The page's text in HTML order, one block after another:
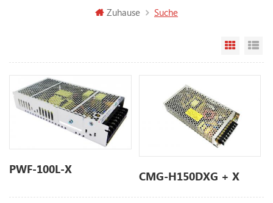
Zuhause Suche
PWF-100L-X CMG-H150DXG + X